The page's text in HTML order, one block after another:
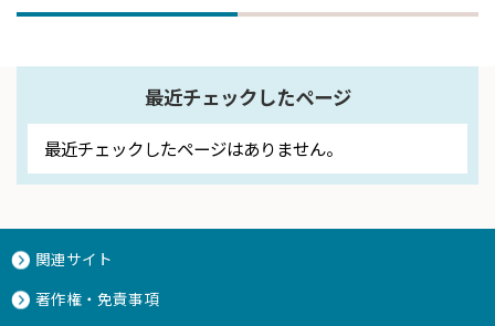
最近チェックしたページ
最近チェックしたページはありません。
関連サイト
著作権・免責事項